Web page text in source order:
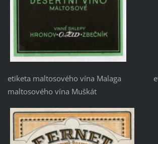
etiketa maltosového vína Malaga
maltosového vína Muškát